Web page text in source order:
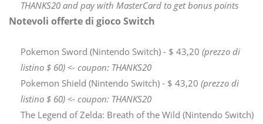
THANKS20 and pay with MasterCard to get bonus points
Notevoli offerte di gioco Switch
Pokemon Sword (Nintendo Switch) - $ 43,20 (prezzo di
listino $ 60) <- coupon: THANKS20
Pokemon Shield (Nintendo Switch) - $ 43,20 (prezzo di
listino $ 60) <- coupon: THANKS20
The Legend of Zelda: Breath of the Wild (Nintendo Switch)